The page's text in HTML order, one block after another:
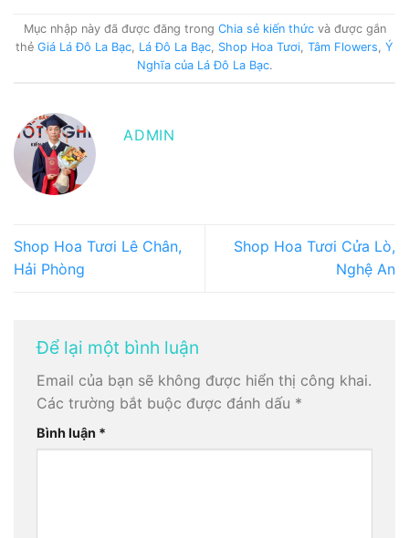
Mục nhập này đã được đăng trong Chia sẻ kiến thứcvà được gắn
thẻ Giá Lá Đô La Bạc, Lá Đô La Bạc, Shop Hoa Tươi, Tâm Flowers, Ý
Nghĩa của Lá Đô La Bạc.
ADMIN
Shop Hoa Tươi Lê Chân,
Hải Phòng
Shop Hoa Tươi Cửa Lò,
Nghệ An
Để lại một bình luận
Email của bạn sẽ không được hiển thị công khai.
Các trường bắt buộc được đánh dấu *
Bình luận *